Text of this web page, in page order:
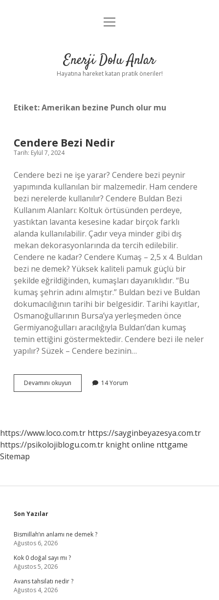
Anasayfa
Yasal Uyarı
menüyü
Enerji Dolu Anlar
Hayatına hareket katan pratik öneriler!
Etiket:Amerikan bezine Punch olur mu
Cendere Bezi Nedir
Tarih: Eylül 7, 2024
Cendere bezi ne işe yarar? Cendere bezi peynir
yapımında kullanılan bir malzemedir. Ham cendere
bezi nerelerde kullanılır? Cendere Buldan Bezi
Kullanım Alanları: Koltuk örtüsünden perdeye,
yastıktan lavanta kesesine kadar birçok farklı
alanda kullanılabilir. Çadır veya minder gibi dış
mekan dekorasyonlarında da tercih edilebilir.
Cendere ne kadar? Cendere Kumaş – 2,5 x 4. Buldan
bezi ne demek? Yüksek kaliteli pamuk güçlü bir
şekilde eğrildiğinden, kumaşları dayanıklıdır. “Bu
kumaş şehrin adını almıştır.” Buldan bezi ve Buldan
dokumacılığının tarihi bir belgesidir. Tarihi kayıtlar,
Osmanoğullarının Bursa’ya yerleşmeden önce
Germiyanoğulları aracılığıyla Buldan’dan kumaş
temin ettiğini göstermektedir. Cendere bezi ile neler
yapılır? Süzek – Cendere bezinin…
Devamını okuyun Cendere
Bezi
14 Yorum
https://www.loco.com.tr https://sayginbeyazesya.com.tr
https://psikolojiblogu.com.tr knight online nttgame
Sitemap
Sidebar
Son Yazılar
Bismillah’ın anlamı ne demek ?
Ağustos 6, 2026
Kok 0 doğal sayı mı ?
Ağustos 5, 2026
Avans tahsilatı nedir ?
Ağustos 4, 2026